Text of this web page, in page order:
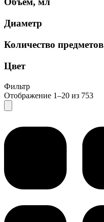
Диаметр
Количество предметов
Цвет
Фильтр
Отображение 1–20 из 753